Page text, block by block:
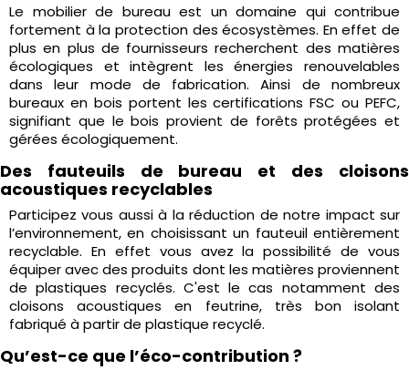
Le mobilier de bureau est un domaine qui contribue
fortement à la protection des écosystèmes. En effet de
plus en plus de fournisseurs recherchent des matières
écologiques et intègrent les énergies renouvelables
dans leur mode de fabrication. Ainsi de nombreux
bureaux en bois portent les certifications FSC ou PEFC,
signifiant que le bois provient de forêts protégées et
gérées écologiquement.
Des fauteuils de bureau et des cloisons
acoustiques recyclables
Participez vous aussi à la réduction de notre impact sur
l’environnement, en choisissant un fauteuil entièrement
recyclable. En effet vous avez la possibilité de vous
équiper avec des produits dont les matières proviennent
de plastiques recyclés. C'est le cas notamment des
cloisons acoustiques en feutrine, très bon isolant
fabriqué à partir de plastique recyclé.
Qu’est-ce que l’éco-contribution ?